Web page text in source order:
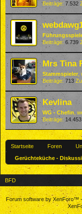
Beiträge: 7.532
Beiträge: 6.739
Mrs Tina
Stammspieler
Beiträge: 713
Kevlina
WG - Chefin ,
Beiträge: 14.453
Startseite Foren
Gerüchteküche -
BFD
Forum software by XenForo™-